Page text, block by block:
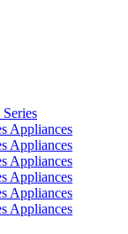
Appliances
Appliances
Appliances
Appliances
Appliances
Appliances